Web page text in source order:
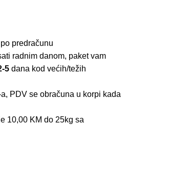
predračunu
radnim danom, paket vam
5 dana kod većih/težih
PDV se obračuna u korpi kada
10,00 KM do 25kg sa